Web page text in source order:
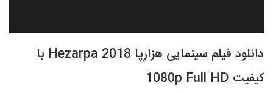
دانلود فیلم سینمایی هزارپا Hezarpa 2018 با
کیفیت 1080p Full HD